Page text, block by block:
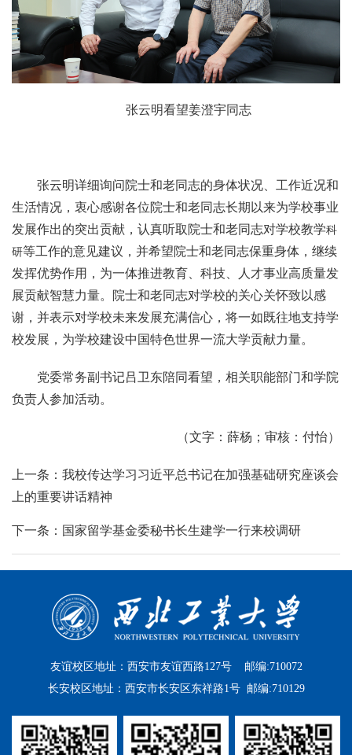
张云明看望姜澄宇同志
张云明详细询问院士和老同志的身体状况、工作近况和
生活情况，衷心感谢各位院士和老同志长期以来为学校事业
发展作出的突出贡献，认真听取院士和老同志对学校教学科
研等工作的意见建议，并希望院士和老同志保重身体，继续
发挥优势作用，为一体推进教育、科技、人才事业高质量发
展贡献智慧力量。院士和老同志对学校的关心关怀致以感
谢，并表示对学校未来发展充满信心，将一如既往地支持学
校发展，为学校建设中国特色世界一流大学贡献力量。
党委常务副书记吕卫东陪同看望，相关职能部门和学院
负责人参加活动。
（文字：薛杨；审核：付怡）
上一条：我校传达学习习近平总书记在加强基础研究座谈会
上的重要讲话精神
下一条：国家留学基金委秘书长生建学一行来校调研
友谊校区地址：西安市友谊西路127号 邮编:710072
长安校区地址：西安市长安区东祥路1号 邮编:710129